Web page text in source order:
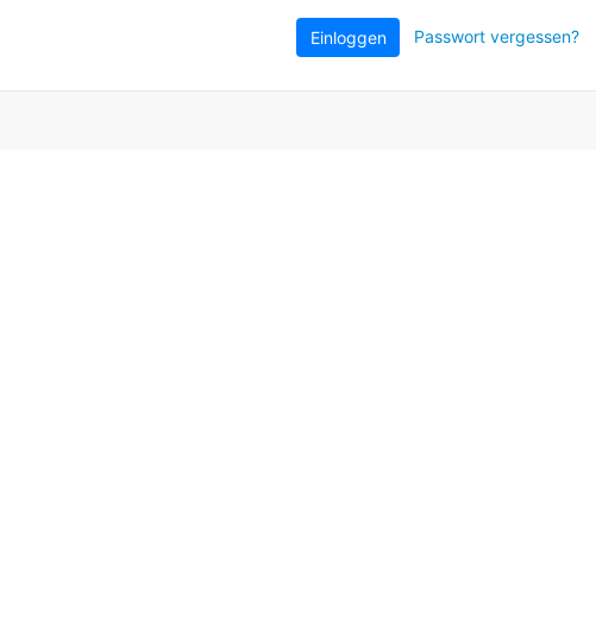
Einloggen Passwort vergessen?